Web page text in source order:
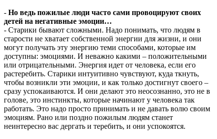
- Но ведь пожилые люди часто сами провоцируют своих
детей на негативные эмоции…
- Старики бывают сложными. Надо понимать, что людям в
старости не хватает собственной энергии для жизни, и они
могут получать эту энергию теми способами, которые им
доступны: эмоциями. И неважно какими – положительными
или отрицательными. Энергия идет от человека, если его
растеребить. Старики интуитивно чувствуют, куда ткнуть,
чтобы возникли эти эмоции, и как только достигнут своего –
сразу успокаиваются. И они делают это неосознанно, это не в
голове, это инстинкты, которые начинают у человека так
работать. Это надо просто принимать и не давать волю своим
эмоциям. Рано или поздно пожилым людям станет
неинтересно вас дергать и теребить, и они успокоятся.